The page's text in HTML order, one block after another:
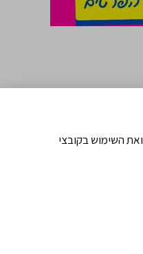
ואת השימוש בקובצי